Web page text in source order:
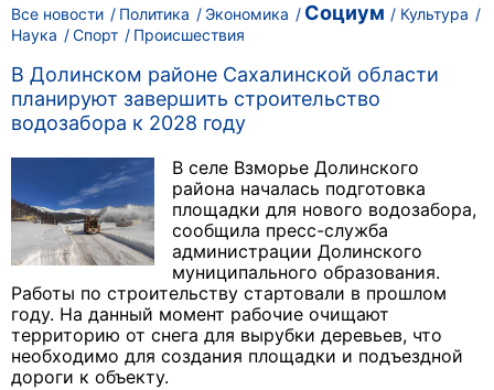
Все новости Политика Экономика Социум
Культура
Наука
Спорт Происшествия
В Долинском районе Сахалинской области
планируют завершить строительство
водозабора к 2028 году
В селе Взморье Долинского
района началась подготовка
площадки для нового водозабора,
сообщила пресс-служба
администрации Долинского
муниципального образования.
Работы по строительству стартовали в прошлом
году. На данный момент рабочие очищают
территорию от снега для вырубки деревьев, что
необходимо для создания площадки и подъездной
дороги к объекту.